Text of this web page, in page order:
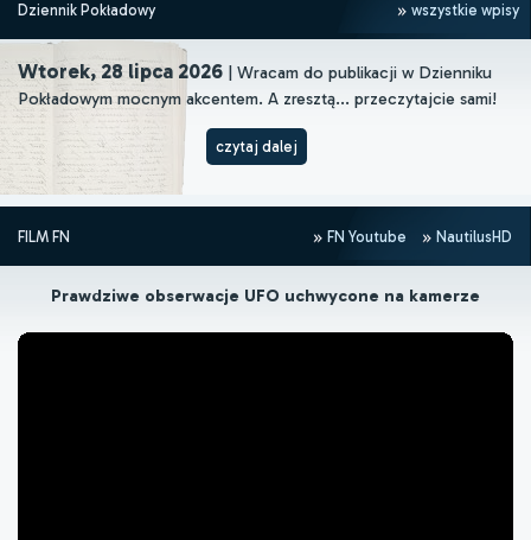
Dziennik Pokładowy wszystkie wpisy
Wtorek, 28 lipca 2026 | Wracam do publikacji w Dzienniku
Pokładowym mocnym akcentem. A zresztą... przeczytajcie sami!
czytaj dalej
FILM FN FN Youtube NautilusHD
Prawdziwe obserwacje UFO uchwycone na kamerze